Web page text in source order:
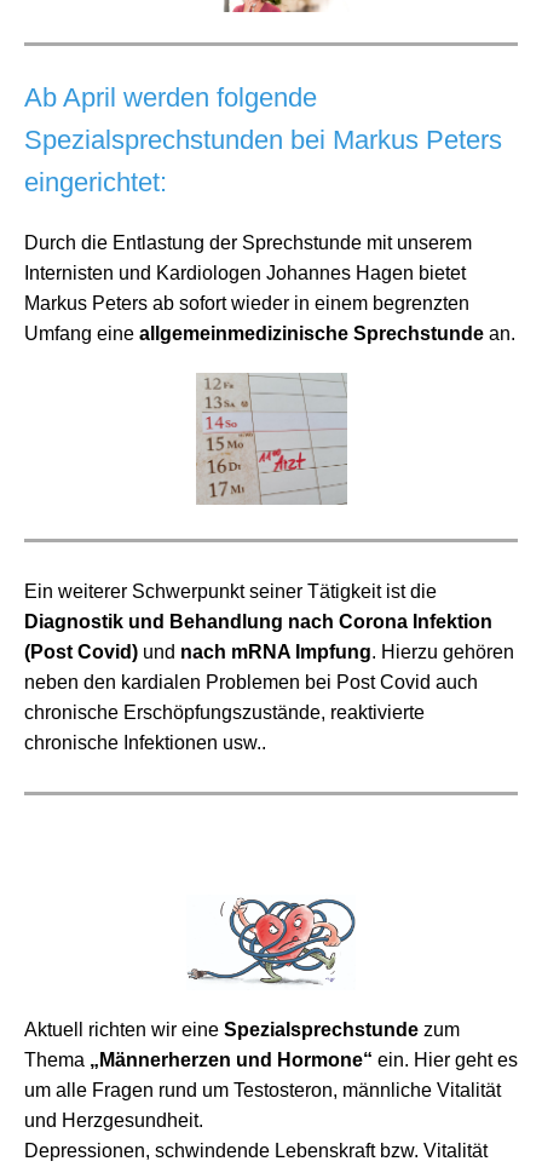
Ab April werden folgende
Spezialsprechstunden bei Markus Peters
eingerichtet:
Durch die Entlastung der Sprechstunde mit unserem
Internisten und Kardiologen Johannes Hagen bietet
Markus Peters ab sofort wieder in einem begrenzten
Umfang eine allgemeinmedizinische Sprechstunde an.
Ein weiterer Schwerpunkt seiner Tätigkeit ist die
Diagnostik und Behandlung nach Corona Infektion
(Post Covid) und nach mRNA Impfung. Hierzu gehören
neben den kardialen Problemen bei Post Covid auch
chronische Erschöpfungszustände, reaktivierte
chronische Infektionen usw..
Aktuell richten wir eine Spezialsprechstunde zum
Thema „Männerherzen und Hormone“ ein. Hier geht es
um alle Fragen rund um Testosteron, männliche Vitalität
und Herzgesundheit.
Depressionen, schwindende Lebenskraft bzw. Vitalität